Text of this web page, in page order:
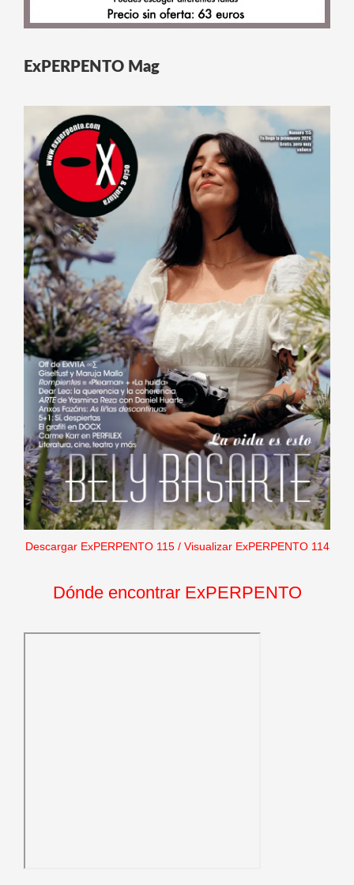
ExPERPENTO Mag
Descargar ExPERPENTO 115/ Visualizar ExPERPENTO 114
Dónde encontrar ExPERPENTO